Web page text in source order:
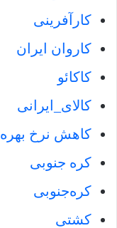
کارآفرینی
کاروان ایران
کاکائو
کالای_ایرانی
کاهش نرخ بهره
کره جنوبی
کره‌جنوبی
کشتی